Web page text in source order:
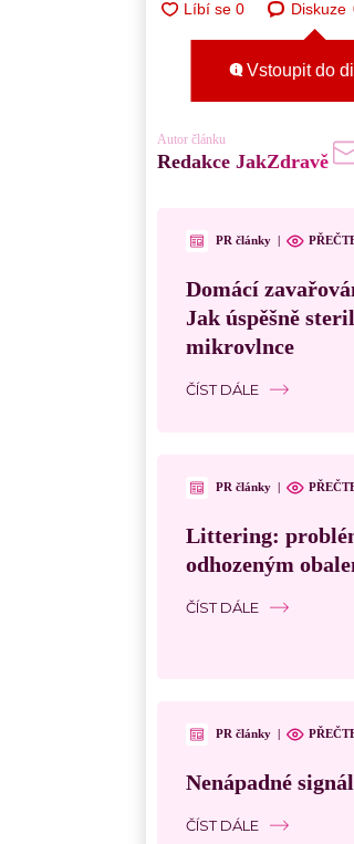
Diskuze
Vstoupit do
Autor článku
Redakce JakZdravě
PR články |
Domácí
Jak úspěšně
mikrovlnce
ČÍST DÁLE
PR články |
Littering:
odhozeným
ČÍST DÁLE
PR články |
Nenápadné
ČÍST DÁLE